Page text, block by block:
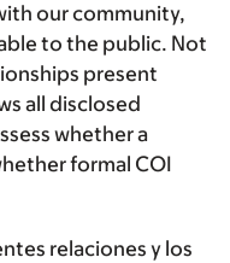
our community,
to the public. Not
present
all disclosed
whether a
formal COI
relaciones y los